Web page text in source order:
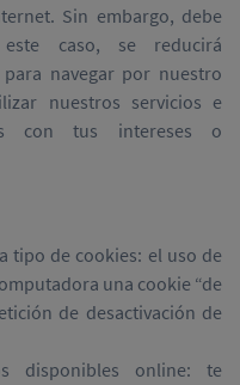
Sin embargo, debe
caso, se reducirá
navegar por nuestro
nuestros servicios e
con tus intereses o
tipo de cookies: el uso de
una cookie “de
de desactivación de
disponibles online: te